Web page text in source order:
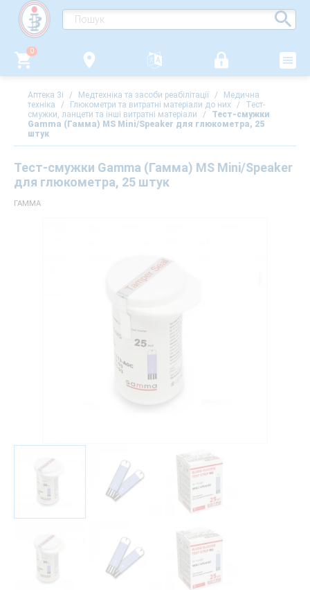
0
Аптека 3i / Медтехніка та засоби реабілітації /
Медична
техніка
/ Глюкометри та витратні матеріали до них /
Тест-
смужки, ланцети та інші витратні матеріали
/
Тест-смужки
Gamma (Гамма) MS Mini/Speaker для глюкометра, 25
штук
Тест-смужки Gamma (Гамма) MS Mini/Speaker
для глюкометра, 25 штук
ГАММА